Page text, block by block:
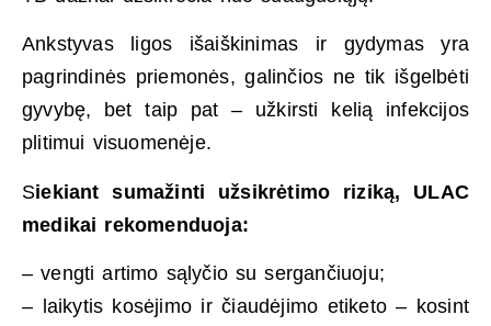
Ankstyvas ligos išaiškinimas ir gydymas yra
pagrindinės priemonės, galinčios ne tik išgelbėti
gyvybę, bet taip pat – užkirsti kelią infekcijos
plitimui visuomenėje.
Siekiant sumažinti užsikrėtimo riziką, ULAC
medikai rekomenduoja:
– vengti artimo sąlyčio su sergančiuoju;
– laikytis kosėjimo ir čiaudėjimo etiketo – kosint